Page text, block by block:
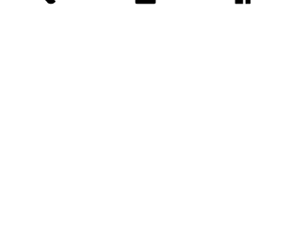
的傳統民藝得以流傳。如今雖然時